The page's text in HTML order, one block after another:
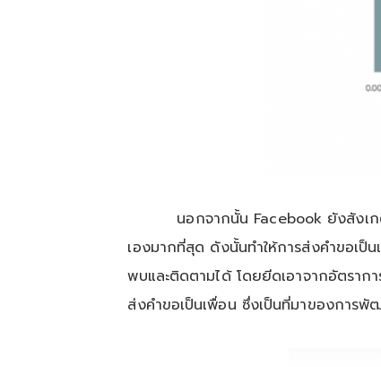
นอกจากนั้น Facebook ยังสังเกตอี
เองมากที่สุด ดังนั้นทำให้การส่งคำขอเ
พบและติดตามได้ โดยยีดเอาจากอัตราก
ส่งคำขอเป็นเพื่อน ซึ่งเป็นที่มาของการ